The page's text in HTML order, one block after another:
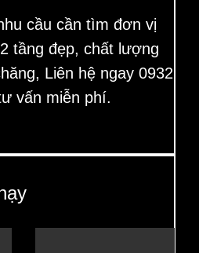
cầu cần tìm đơn vị
tầng đẹp, chất lượng
Liên hệ ngay 0932
vấn miễn phí.